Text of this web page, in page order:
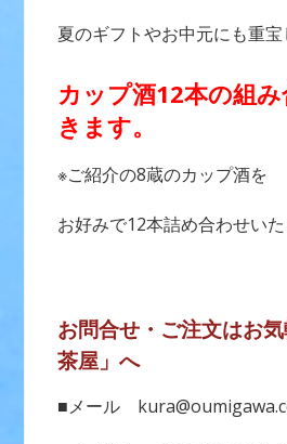
夏のギフトやお中元にも重宝
カップ酒12本の組
きます。
※ご紹介の8蔵のカップ酒を
お好みで12本詰め合わせいた
お問合せ・ご注文はお
茶屋」へ
■メール